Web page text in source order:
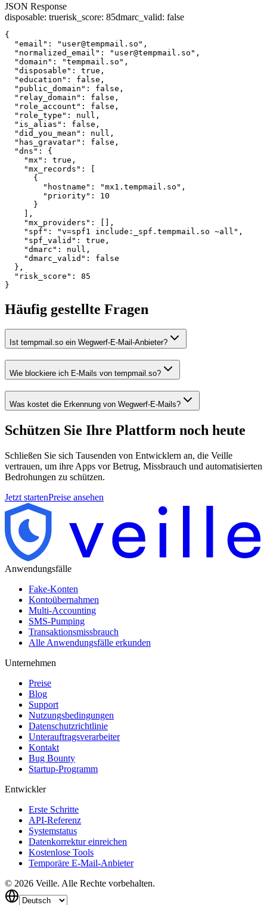
JSON Response
disposable: truerisk_score: 85dmarc_valid: false
{
  "email": "user@tempmail.so",
  "normalized_email": "user@tempmail.so",
  "domain": "tempmail.so",
  "disposable": true,
  "education": false,
  "public_domain": false,
  "relay_domain": false,
  "role_account": false,
  "role_type": null,
  "is_alias": false,
  "did_you_mean": null,
  "has_gravatar": false,
  "dns": {
    "mx": true,
    "mx_records": [
      {
        "hostname": "mx1.tempmail.so",
        "priority": 10
      }
    ],
    "mx_providers": [],
    "spf": "v=spf1 include:_spf.tempmail.so ~all",
    "spf_valid": true,
    "dmarc": null,
    "dmarc_valid": false
  },
  "risk_score": 85
}
Häufig gestellte Fragen
Ist tempmail.so ein Wegwerf-E-Mail-Anbieter?
Wie blockiere ich E-Mails von tempmail.so?
Was kostet die Erkennung von Wegwerf-E-Mails?
Schützen Sie Ihre Plattform noch heute
Schließen Sie sich Tausenden von Entwicklern an, die Veille
vertrauen, um ihre Apps vor Betrug, Missbrauch und automatisierten
Bedrohungen zu schützen.
Jetzt startenPreise ansehen
Anwendungsfälle
Fake-Konten
Kontoübernahmen
Multi-Accounting
SMS-Pumping
Transaktionsmissbrauch
Alle Anwendungsfälle erkunden
Unternehmen
Preise
Blog
Support
Nutzungsbedingungen
Datenschutzrichtlinie
Unterauftragsverarbeiter
Kontakt
Bug Bounty
Startup-Programm
Entwickler
Erste Schritte
API-Referenz
Systemstatus
Datenkorrektur einreichen
Kostenlose Tools
Temporäre E-Mail-Anbieter
© 2026 Veille. Alle Rechte vorbehalten.